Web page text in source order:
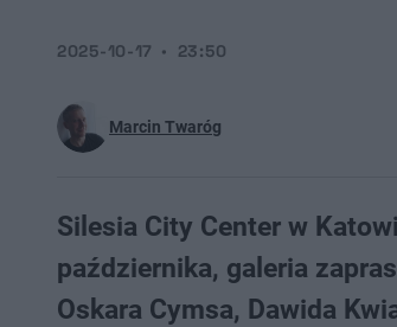
Marcin Twaróg
2025-10-17 23:50
Silesia City Center w
października, galeria
Oskara Cymsa, Dawida